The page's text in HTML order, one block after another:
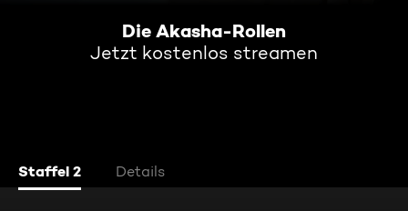
Die Akasha-Rollen
Jetzt kostenlos streamen
Staffel 2 Details